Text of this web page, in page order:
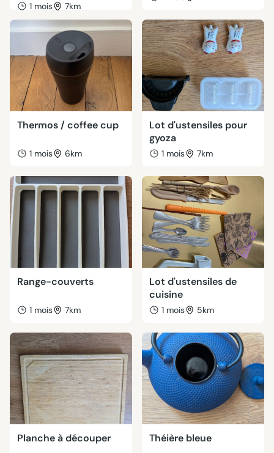
1 mois 7km
Thermos / coffee cup
1 mois 6km
Lot d'ustensiles pour
gyoza
1 mois 7km
Range-couverts
1 mois 7km
Lot d'ustensiles de
cuisine
1 mois 5km
Planche à découper Théière bleue